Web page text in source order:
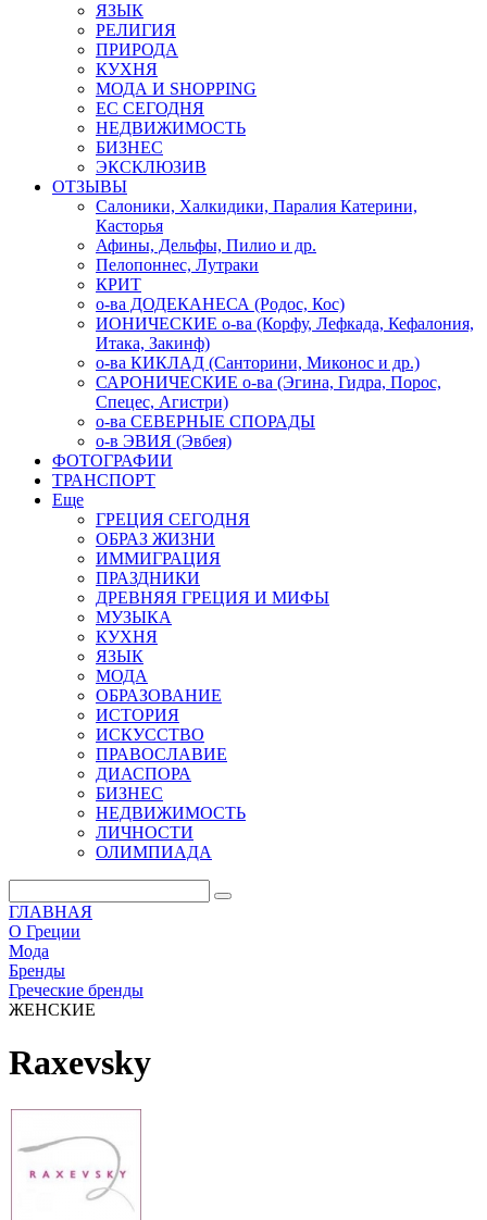
ЯЗЫК
РЕЛИГИЯ
ПРИРОДА
КУХНЯ
МОДА И SHOPPING
ЕС СЕГОДНЯ
НЕДВИЖИМОСТЬ
БИЗНЕС
ЭКСКЛЮЗИВ
ОТЗЫВЫ
Салоники, Халкидики, Паралия Катерини,
Касторья
Афины, Дельфы, Пилио и др.
Пелопоннес, Лутраки
КРИТ
о-ва ДОДЕКАНЕСА (Родос, Кос)
ИОНИЧЕСКИЕ о-ва (Корфу, Лефкада, Кефалония,
Итака, Закинф)
о-ва КИКЛАД (Санторини, Миконос и др.)
САРОНИЧЕСКИЕ о-ва (Эгина, Гидра, Порос,
Спецес, Агистри)
о-ва СЕВЕРНЫЕ СПОРАДЫ
о-в ЭВИЯ (Эвбея)
ФОТОГРАФИИ
ТРАНСПОРТ
Еще
ГРЕЦИЯ СЕГОДНЯ
ОБРАЗ ЖИЗНИ
ИММИГРАЦИЯ
ПРАЗДНИКИ
ДРЕВНЯЯ ГРЕЦИЯ И МИФЫ
МУЗЫКА
КУХНЯ
ЯЗЫК
МОДА
ОБРАЗОВАНИЕ
ИСТОРИЯ
ИСКУССТВО
ПРАВОСЛАВИЕ
ДИАСПОРА
БИЗНЕС
НЕДВИЖИМОСТЬ
ЛИЧНОСТИ
ОЛИМПИАДА
ГЛАВНАЯ
О Греции
Мода
Бренды
Греческие бренды
ЖЕНСКИЕ
Raxevsky